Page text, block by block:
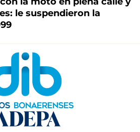
le suspendieron la